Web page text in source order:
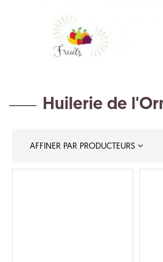
Huilerie de
AFFINER PAR PRODUCTEURS